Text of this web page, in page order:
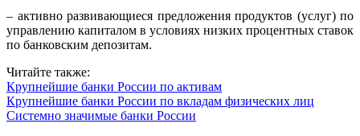
– активно развивающиеся предложения продуктов (услуг) по
управлению капиталом в условиях низких процентных ставок
по банковским депозитам.
Читайте также:
Крупнейшие банки России по активам
Крупнейшие банки России по вкладам физических лиц
Системно значимые банки России